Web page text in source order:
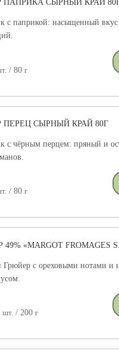
ПАПРИКА СЫРНЫЙ КРАЙ
с паприкой: насыщенный вкус
/ 80г
ПЕРЕЦ СЫРНЫЙ КРАЙ 80Г
с чёрным перцем: пряный и
/ 80г
«MARGOT FROMAGES
с ореховыми нотами и
шт. / 200г